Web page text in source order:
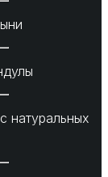
натуральных